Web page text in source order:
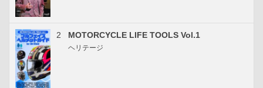
2 MOTORCYCLE LIFE TOOLS Vol.1
ヘリテージ